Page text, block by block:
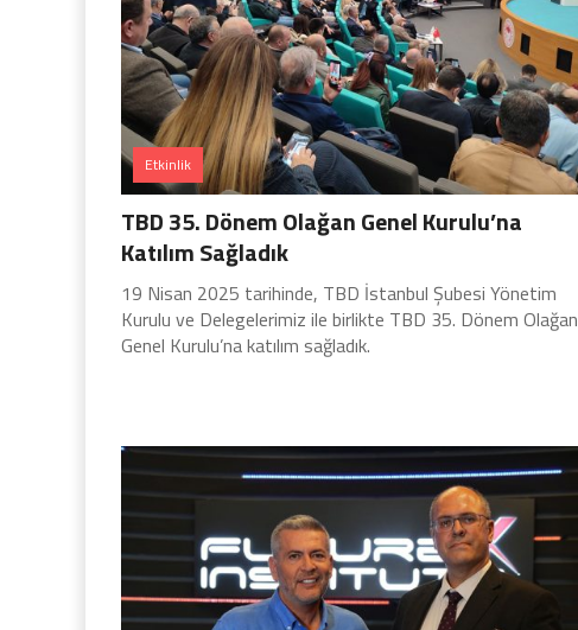
Etkinlik
TBD 35. Dönem Olağan Genel Kurulu’na
Katılım Sağladık
19 Nisan 2025 tarihinde, TBD İstanbul Şubesi Yönetim
Kurulu ve Delegelerimiz ile birlikte TBD 35. Dönem Olağan
Genel Kurulu’na katılım sağladık.